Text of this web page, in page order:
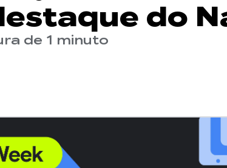
do
de 1 minuto